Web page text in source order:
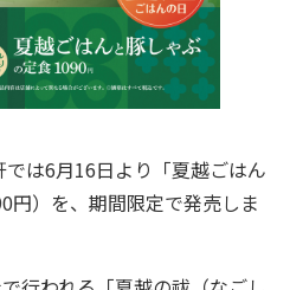
は6月16日より「夏越ごはん
円）を、期間限定で発売しま